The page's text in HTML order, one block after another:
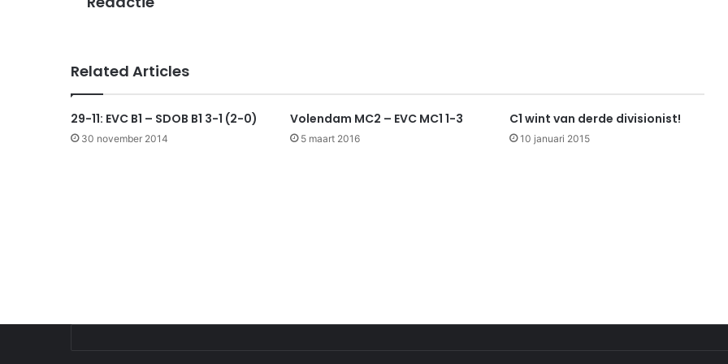
Related Articles
29-11: EVC B1 – SDOB B1 3-1 (2-0)
30 november 2014
Volendam MC2 – EVC MC1 1-3
5 maart 2016
C1 wint van derde divisionist!
10 januari 2015